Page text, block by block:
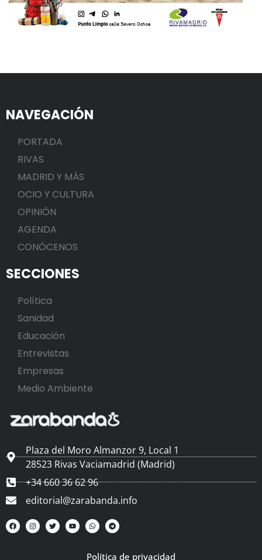
NAVEGACIÓN
PORTADA
RIVAS
MADRID Y MÁS
OCIO Y CULTURA
OPINIÓN
AGENDA
CONÓCENOS
SECCIONES
Política
Sanidad
Educación
Entrevistas
Empresas
Medio Ambiente
Plaza del Moro Almanzor 9, Local 1
28523 Rivas Vaciamadrid (Madrid)
+34 660 36 62 96
editorial@zarabanda.info
Política de privacidad